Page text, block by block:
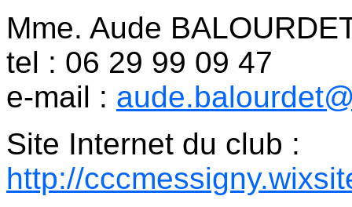
Mme. Aude
tel : 06 29 99 09 47
e-mail :
Site Internet du club :
http://